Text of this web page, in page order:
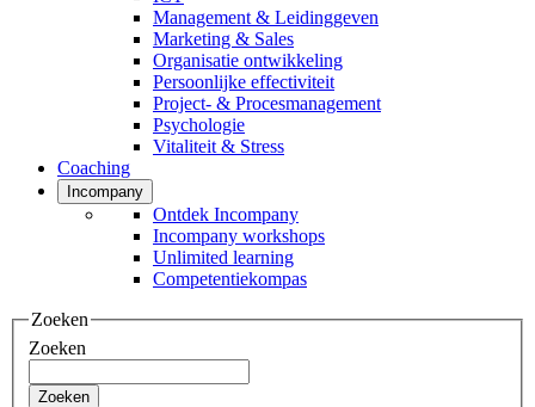
Management & Leidinggeven
Marketing & Sales
Organisatie ontwikkeling
Persoonlijke effectiviteit
Project- & Procesmanagement
Psychologie
Vitaliteit & Stress
Coaching
Incompany
Ontdek Incompany
Incompany workshops
Unlimited learning
Competentiekompas
Zoeken
Zoeken
Zoeken